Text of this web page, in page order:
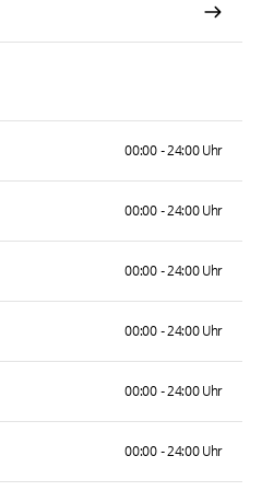
00:00 - 24:00 Uhr
00:00 - 24:00 Uhr
00:00 - 24:00 Uhr
00:00 - 24:00 Uhr
00:00 - 24:00 Uhr
00:00 - 24:00 Uhr